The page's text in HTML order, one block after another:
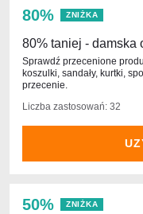
80% ZNIŻKA
80% taniej - damska
Sprawdź przecenione
koszulki, sandały, kurtki,
przecenie.
Liczba zastosowań: 32
50% ZNIŻKA